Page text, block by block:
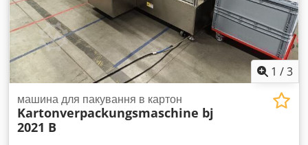
1 /3
машина для пакування в картон
Kartonverpackungsmaschine bj
2021 B